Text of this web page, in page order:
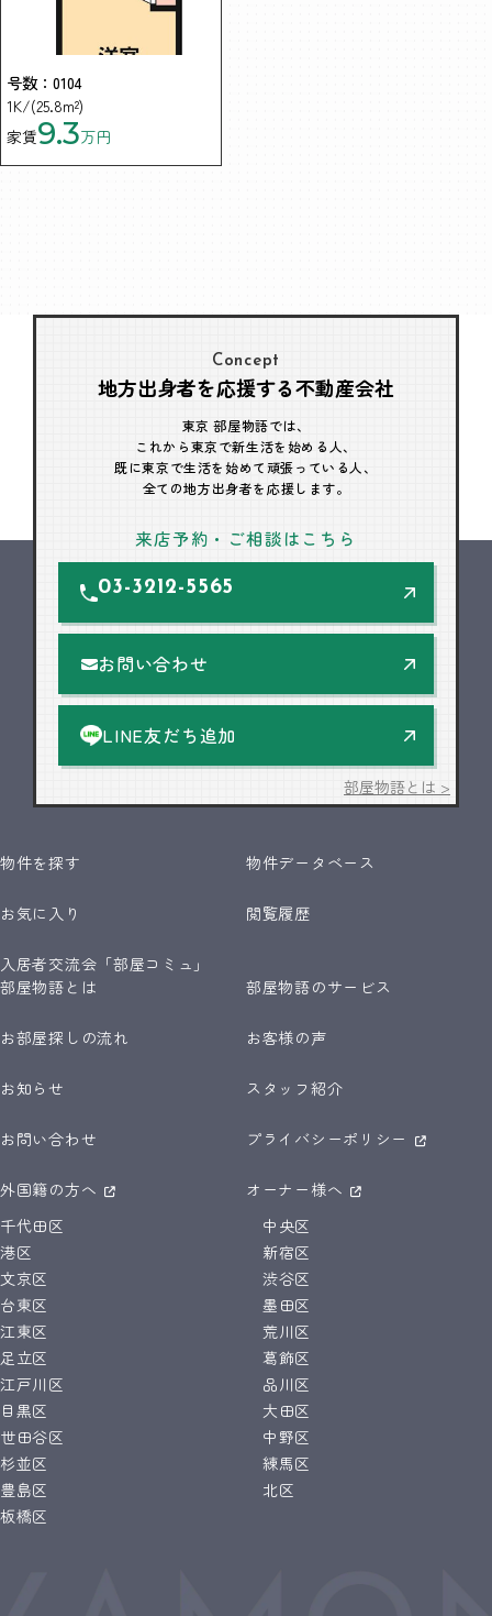
号数：0104
1K/(25.8m²)
家賃9.3万円
Concept
地方出身者を応援する不動産会社
東京 部屋物語では、
これから東京で新生活を始める人、
既に東京で生活を始めて頑張っている人、
全ての地方出身者を応援します。
来店予約・ご相談はこちら
03-3212-5565
お問い合わせ
LINE友だち追加
部屋物語とは >
物件を探す 物件データベース
お気に入り 閲覧履歴
入居者交流会「部屋コミュ」
部屋物語とは
部屋物語のサービス
お部屋探しの流れ お客様の声
お知らせ スタッフ紹介
お問い合わせ プライバシーポリシー
外国籍の方へ
オーナー様へ
千代田区
中央区
港区
新宿区
文京区
渋谷区
台東区
墨田区
江東区
荒川区
足立区
葛飾区
江戸川区
品川区
目黒区
大田区
世田谷区
中野区
杉並区
練馬区
豊島区
北区
板橋区